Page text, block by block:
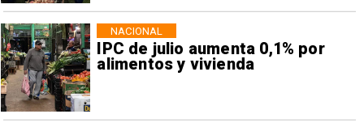
IPC de julio aumenta 0,1% por
alimentos y vivienda
NACIONAL